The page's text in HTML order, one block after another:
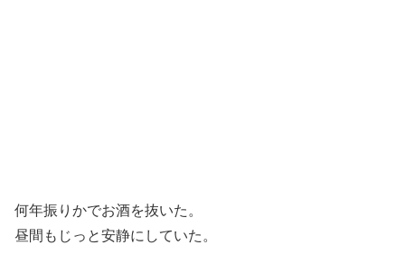
何年振りかでお酒を抜いた。
昼間もじっと安静にしていた。